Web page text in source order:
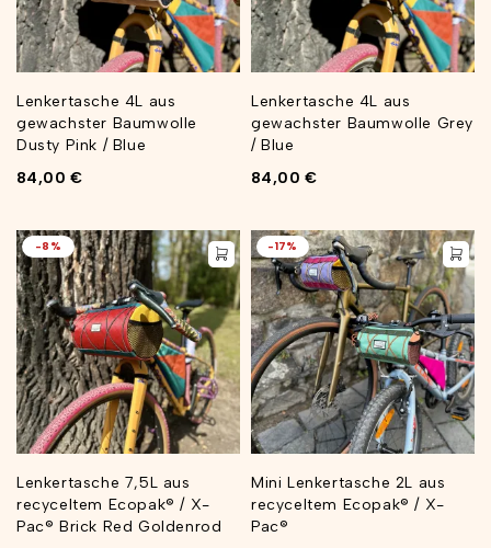
Lenkertasche 4L aus
gewachster Baumwolle
Dusty Pink / Blue
84,00€
Lenkertasche 4L aus
gewachster Baumwolle Grey
/ Blue
84,00€
-8%
Lenkertasche 7,5L aus
recyceltem Ecopak® / X-
Pac® Brick Red Goldenrod
-17%
Mini Lenkertasche 2L aus
recyceltem Ecopak® / X-
Pac®